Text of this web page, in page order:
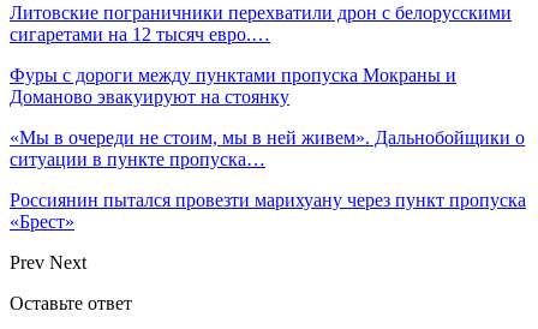
Литовские пограничники перехватили дрон с белорусскими
сигаретами на 12 тысяч евро.…
Фуры с дороги между пунктами пропуска Мокраны и
Доманово эвакуируют на стоянку
«Мы в очереди не стоим, мы в ней живем». Дальнобойщики о
ситуации в пункте пропуска…
Россиянин пытался провезти марихуану через пункт пропуска
«Брест»
Prev Next
Оставьте ответ